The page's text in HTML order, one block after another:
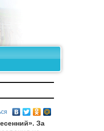
За